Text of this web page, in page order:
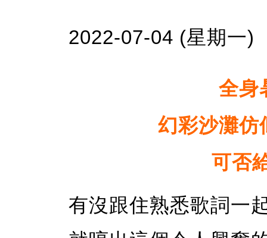
2022-07-04 (星期一)
全身
幻彩沙灘仿
可否
有沒跟住熟悉歌詞一